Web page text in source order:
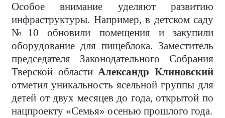
Особое внимание уделяют развитию
инфраструктуры. Например, в детском саду
№10 обновили помещения и закупили
оборудование для пищеблока. Заместитель
председателя Законодательного Собрания
Тверской областиАлександр Клиновский
отметил уникальность ясельной группы для
детей от двух месяцев до года, открытой по
нацпроекту «Семья» осенью прошлого года.